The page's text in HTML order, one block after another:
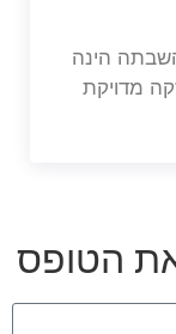
הינה
מדויקת
הטופס